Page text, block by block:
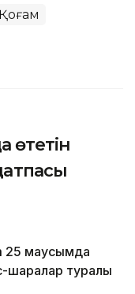
Қоғам
өтетін
25 маусымда
шаралар туралы